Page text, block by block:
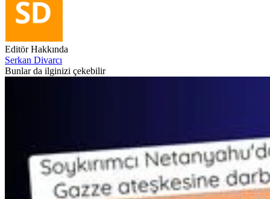
Editör Hakkında
Serkan Divarcı
Bunlar da ilginizi çekebilir